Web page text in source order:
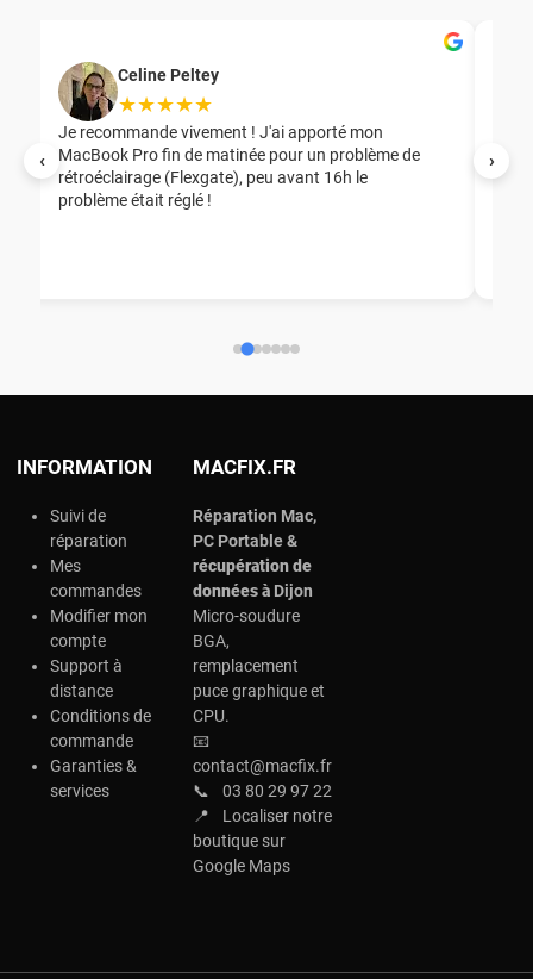
‹ ›
Celine Peltey
★★★★★
Je recommande vivement ! J'ai apporté mon
MacBook Pro fin de matinée pour un problème de
rétroéclairage (Flexgate), peu avant 16h le
problème était réglé !
INFORMATION
Suivi de
réparation
Mes
commandes
Modifier mon
compte
Support à
distance
Conditions de
commande
Garanties &
services
MACFIX.FR
Réparation Mac,
PC Portable &
récupération de
données àDijon
Micro-soudure
BGA,
remplacement
puce graphique et
CPU.
📧
contact@macfix.fr
📞
03 80 29 97 22
📍
Localiser notre
boutique sur
Google Maps